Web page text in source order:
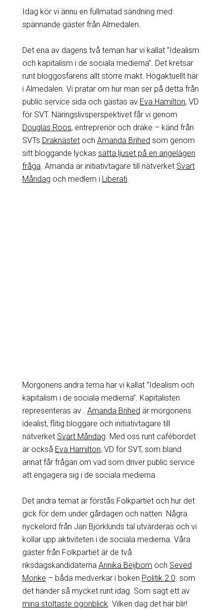
Idag kör vi ännu en fullmatad sändning med
spännande gäster från Almedalen.
Det ena av dagens två teman har vi kallat ”Idealism
och kapitalism i de sociala medierna”. Det kretsar
runt bloggosfärens allt större makt. Högaktuellt här
i Almedalen. Vi pratar om hur man ser på detta från
public service sida och gästas av Eva Hamilton, VD
för SVT. Näringslivsperspektivet får vi genom
Douglas Roos, entreprenör och drake – känd från
SVTs Draknästetoch Amanda Brihed som genom
sitt bloggande lyckas sätta ljuset på en angelägen
fråga . Amanda är initiativtagare till nätverket Svart
Måndag och medlem i Liberati.
Morgonens andra tema har vi kallat ”Idealism och
kapitalism i de sociala medierna”. Kapitalisten
representeras av . Amanda Brihed är morgonens
idealist, flitig bloggare och initiativtagare till
nätverket Svart Måndag . Med oss runt cafébordet
är också Eva Hamilton, VD för SVT, som bland
annat får frågan om vad som driver public service
att engagera sig i de sociala medierna.
Det andra temat är förstås Folkpartiet och hur det
gick för dem under gårdagen och natten. Några
nyckelord från Jan Björklunds tal utvärderas och vi
kollar upp aktiviteten i de sociala medierna. Våra
gäster från Folkpartiet är de två
riksdagskandidaterna Annika Beijbom och Seved
Monke – båda medverkar i boken Politik 2.0 . som
det händer så mycket runt idag. Som sagt ett av
mina stoltaste ögonblick . Vilken dag det här blir!